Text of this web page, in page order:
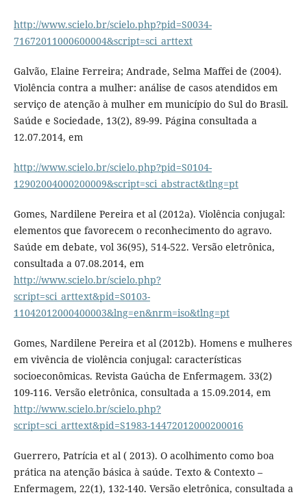
http://www.scielo.br/scielo.php?pid=S0034-
71672011000600004&script=sci_arttext
Galvão, Elaine Ferreira; Andrade, Selma Maffei de (2004).
Violência contra a mulher: análise de casos atendidos em
serviço de atenção à mulher em município do Sul do Brasil.
Saúde e Sociedade, 13(2), 89-99. Página consultada a
12.07.2014, em
http://www.scielo.br/scielo.php?pid=S0104-
12902004000200009&script=sci_abstract&tlng=pt
Gomes, Nardilene Pereira et al (2012a). Violência conjugal:
elementos que favorecem o reconhecimento do agravo.
Saúde em debate, vol 36(95), 514-522. Versão eletrônica,
consultada a 07.08.2014, em
http://www.scielo.br/scielo.php?
script=sci_arttext&pid=S0103-
11042012000400003&lng=en&nrm=iso&tlng=pt
Gomes, Nardilene Pereira et al (2012b). Homens e mulheres
em vivência de violência conjugal: características
socioeconômicas. Revista Gaúcha de Enfermagem. 33(2)
109-116. Versão eletrônica, consultada a 15.09.2014, em
http://www.scielo.br/scielo.php?
script=sci_arttext&pid=S1983-14472012000200016
Guerrero, Patrícia et al ( 2013). O acolhimento como boa
prática na atenção básica à saúde. Texto & Contexto –
Enfermagem, 22(1), 132-140. Versão eletrônica, consultada a